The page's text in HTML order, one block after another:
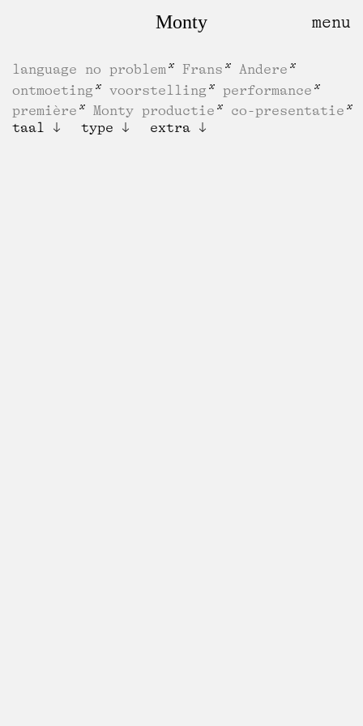
Monty
language no problem Frans
Andere
ontmoeting
voorstelling
performance
première
Monty productie
co-presentatie
taal
type extra